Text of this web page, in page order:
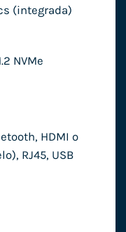
(integrada)
NVMe
HDMI o
RJ45, USB